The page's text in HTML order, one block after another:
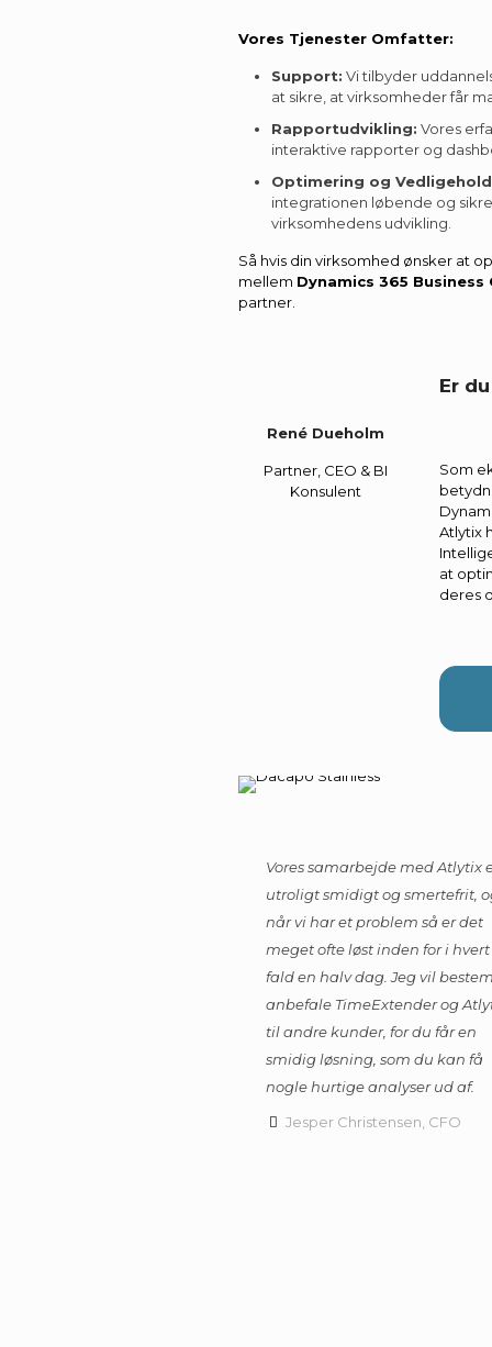
Vores Tjenester Omfatter:
Support: Vi tilbyder
at sikre, at virksomheder får
Rapportudvikling: Vores
interaktive rapporter og
Optimering og
integrationen løbende og
virksomhedens udvikling.
Så hvis din virksomhed ønsker at
mellem Dynamics 365 Business
partner.
René Dueholm
Partner, CEO & BI
Konsulent
Er
Som
Atlytix
at
deres
Vores samarbejde med Atlytix
utroligt smidigt og smertefrit,
når vi har et problem så er det
meget ofte løst inden for i hvert
fald en halv dag. Jeg vil
anbefale TimeExtender og
til andre kunder, for du får en
smidig løsning, som du kan få
nogle hurtige analyser ud af.
Jesper Christensen, CFO